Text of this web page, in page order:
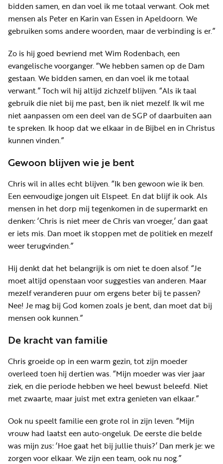
bidden samen, en dan voel ik me totaal verwant. Ook met
mensen als Peter en Karin van Essen in Apeldoorn. We
gebruiken soms andere woorden, maar de verbinding is er.”
Zo is hij goed bevriend met Wim Rodenbach, een
evangelische voorganger. “We hebben samen op de Dam
gestaan. We bidden samen, en dan voel ik me totaal
verwant.” Toch wil hij altijd zichzelf blijven. “Als ik taal
gebruik die niet bij me past, ben ik niet mezelf. Ik wil me
niet aanpassen om een deel van de SGP of daarbuiten aan
te spreken. Ik hoop dat we elkaar in de Bijbel en in Christus
kunnen vinden.”
Gewoon blijven wie je bent
Chris wil in alles echt blijven. “Ik ben gewoon wie ik ben.
Een eenvoudige jongen uit Elspeet. En dat blijf ik ook. Als
mensen in het dorp mij tegenkomen in de supermarkt en
denken: ‘Chris is niet meer de Chris van vroeger,’ dan gaat
er iets mis. Dan moet ik stoppen met de politiek en mezelf
weer terugvinden.”
Hij denkt dat het belangrijk is om niet te doen alsof. “Je
moet altijd openstaan voor suggesties van anderen. Maar
mezelf veranderen puur om ergens beter bij te passen?
Nee! Je mag bij God komen zoals je bent, dan moet dat bij
mensen ook kunnen.”
De kracht van familie
Chris groeide op in een warm gezin, tot zijn moeder
overleed toen hij dertien was. “Mijn moeder was vier jaar
ziek, en die periode hebben we heel bewust beleefd. Niet
met zwaarte, maar juist met extra genieten van elkaar.”
Ook nu speelt familie een grote rol in zijn leven. “Mijn
vrouw had laatst een auto-ongeluk. De eerste die belde
was mijn zus: ‘Hoe gaat het bij jullie thuis?’ Dan merk je: we
zorgen voor elkaar. We zijn een team, ook nu nog.”